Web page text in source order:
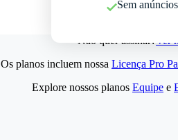
Sem anúncios
Não quer assinar?Ver
Os planos incluem nossa Licença Pro
Explore nossos planos Equipe e